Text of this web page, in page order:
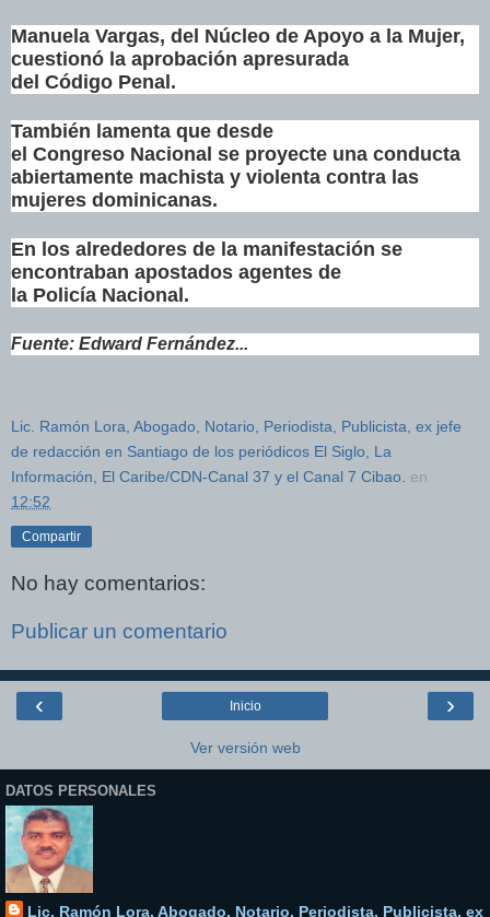
Manuela Vargas, del Núcleo de Apoyo a la Mujer,
cuestionó la aprobación apresurada
del Código Penal .
También lamenta que desde
el Congreso Nacional se proyecte una conducta
abiertamente machista y violenta contra las
mujeres dominicanas.
En los alrededores de la manifestación se
encontraban apostados agentes de
la Policía Nacional .
Fuente: Edward Fernández...
Lic. Ramón Lora, Abogado, Notario, Periodista, Publicista, ex jefe
de redacción en Santiago de los periódicos El Siglo, La
Información, El Caribe/CDN-Canal 37 y el Canal 7 Cibao. en
12:52
Compartir
No hay comentarios:
Publicar un comentario
‹ ›
Inicio
Ver versión web
DATOS PERSONALES
Lic. Ramón Lora, Abogado, Notario, Periodista, Publicista, ex